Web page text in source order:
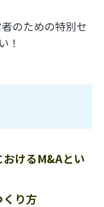
のための特別セ
！
けるM&Aとい
り方